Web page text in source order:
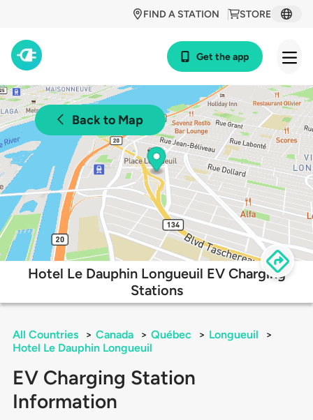
STORE
FIND A STATION
Get the app
Back to Map
Hotel Le Dauphin Longueuil EV Charging
Stations
All Countries > Canada > Québec > Longueuil
>
Hotel Le Dauphin Longueuil
EV Charging Station
Information